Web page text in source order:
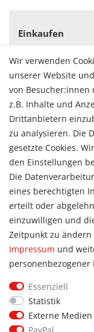
Einkaufen
Versandarten & -
Widerrufsrecht
Vertrag
Konto
Login
Registrieren
Warenkorb
Zur Kasse
Allgemein
Kontakt
AGB
Impressum
Informationen für
Informationen zur
Newsletter-
Wir verwenden
unserer Website
von Besucher:innen
z.B. Inhalte und
Drittanbietern
zu analysieren. Die
gesetzte Cookies.
den Einstellungen
Die
eines berechtigten
erteilt oder
einzuwilligen und
Zeitpunkt zu
Impressum und
Essenziell
Statistik
Externe Medien